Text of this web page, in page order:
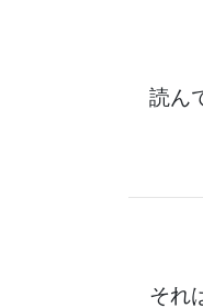
読ん
それ